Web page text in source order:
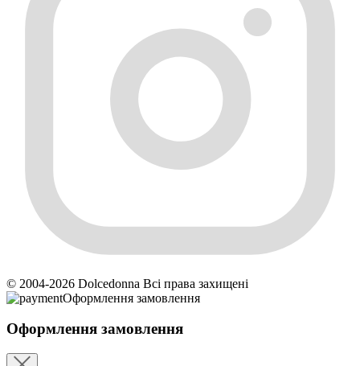
© 2004-2026 Dolcedonna Всі права захищені
Оформлення замовлення
Оформлення замовлення